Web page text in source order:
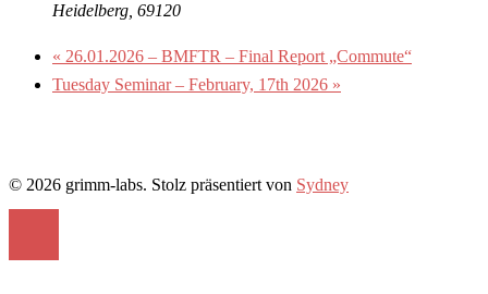
Heidelberg 69120
« 26.01.2026 – BMFTR – Final Report „Commute“
Tuesday Seminar – February, 17th 2026 »
© 2026 grimm-labs. Stolz präsentiert von Sydney